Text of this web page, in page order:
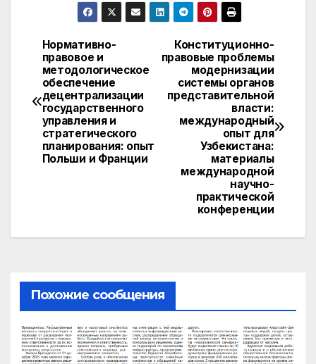
Навигация
по
записям
Конституционно-
правовые проблемы
модернизации
системы органов
представительной
власти:
международный
опыт для
Узбекистана:
материалы
международной
научно-
практической
конференции
Нормативно-
правовое и
методологическое
обеспечение
децентрализации
государственного
управления и
стратегического
планирования: опыт
Польши и Франции
Похожие сообщения